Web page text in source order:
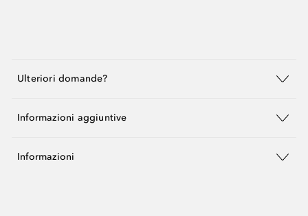
Ulteriori domande?
Informazioni aggiuntive
Informazioni